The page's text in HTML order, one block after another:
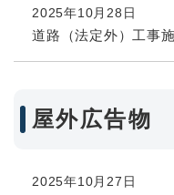
2025年10月28日
道路（法定外）工事
屋外広告物
2025年10月27日